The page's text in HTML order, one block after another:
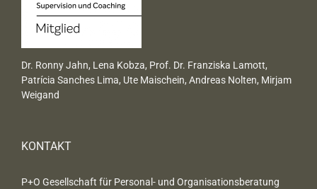
Dr. Ronny Jahn, Lena Kobza, Prof. Dr. Franziska Lamott,
Patrícia Sanches Lima, Ute Maischein, Andreas Nolten, Mirjam
Weigand
KONTAKT
P+O Gesellschaft für Personal- und Organisationsberatung